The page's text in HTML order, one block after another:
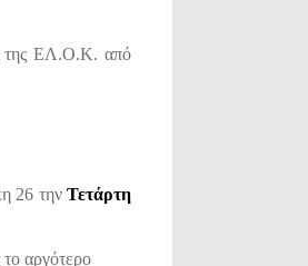
της ΕΛ.Ο.Κ. από
26 την Τετάρτη
αργότερο